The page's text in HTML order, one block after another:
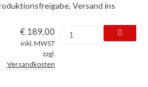
Versand ins
€ 189,00
inkl. MWST
zzgl.
Versandkosten